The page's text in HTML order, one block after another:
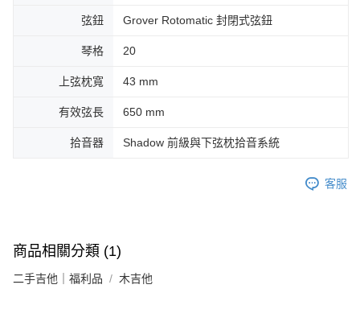
弦鈕 Grover Rotomatic 封閉式弦鈕
琴格 20
上弦枕寬 43 mm
有效弦長 650 mm
拾音器 Shadow 前級與下弦枕拾音系統
客服
商品相關分類 (1)
二手吉他｜福利品 木吉他